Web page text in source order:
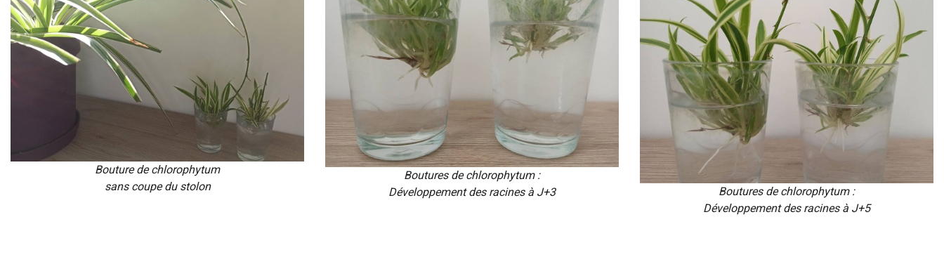
Bouture de chlorophytum
sans coupe du stolon
Boutures de chlorophytum :
Développement des racines à J+3
Boutures de chlorophytum :
Développement des racines à J+5